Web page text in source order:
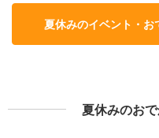
夏休みのイベント・お
夏休みのお